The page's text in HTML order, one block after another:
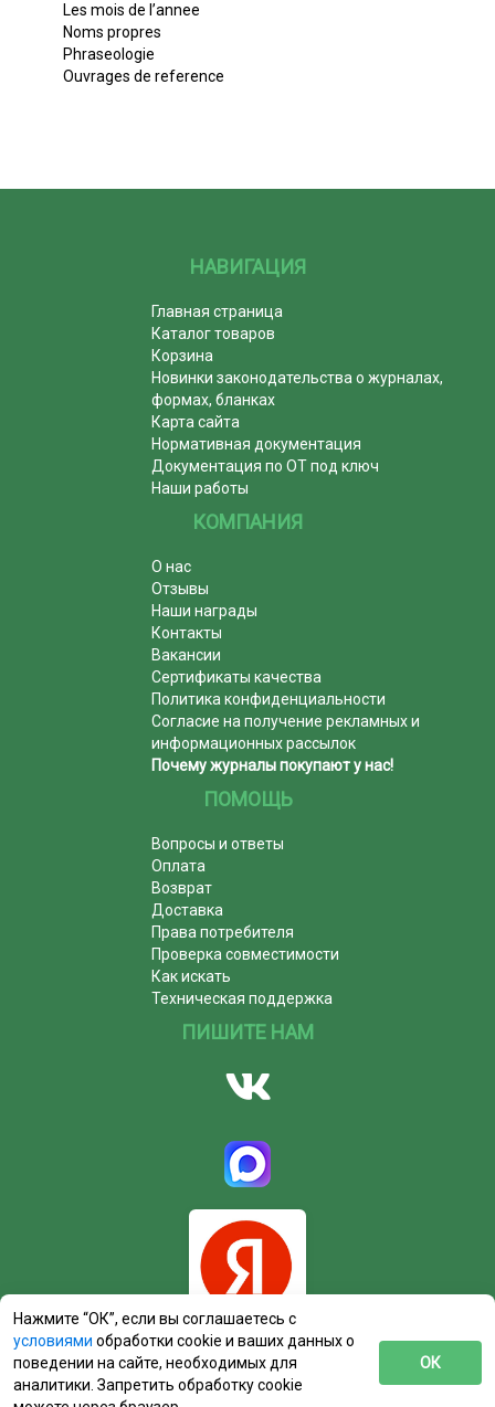
Les mois de l’annee
Noms propres
Phraseologie
Ouvrages de reference
НАВИГАЦИЯ
Главная страница
Каталог товаров
Корзина
Новинки законодательства о журналах,
формах, бланках
Карта сайта
Нормативная документация
Документация по ОТ под ключ
Наши работы
КОМПАНИЯ
О нас
Отзывы
Наши награды
Контакты
Вакансии
Сертификаты качества
Политика конфиденциальности
Согласие на получение рекламных и
информационных рассылок
Почему журналы покупают у нас!
ПОМОЩЬ
Вопросы и ответы
Оплата
Возврат
Доставка
Права потребителя
Проверка совместимости
Как искать
Техническая поддержка
ПИШИТЕ НАМ
Нажмите “ОК”, если вы соглашаетесь с
условиями обработки cookie и ваших данных о
поведении на сайте, необходимых для
аналитики. Запретить обработку cookie
ОК